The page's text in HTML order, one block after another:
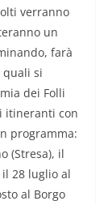
verranno
un
farà
quali si
dei Folli
itineranti con
programma:
(Stresa), il
il 28 luglio al
al Borgo